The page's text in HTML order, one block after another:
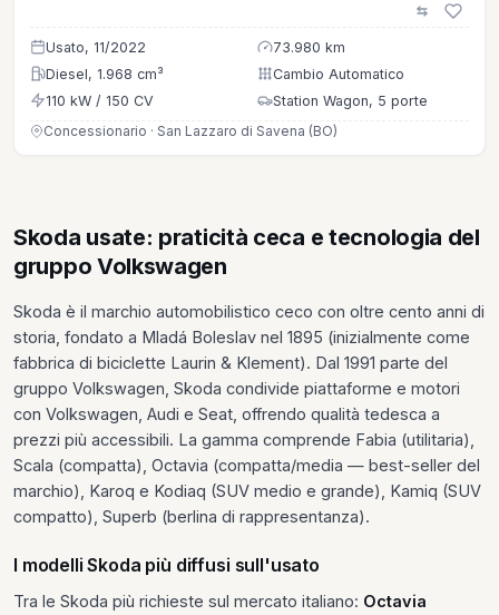
Usato, 11/2022
73.980 km
Diesel, 1.968 cm³
Cambio Automatico
110 kW / 150 CV
Station Wagon, 5 porte
Concessionario · San Lazzaro di Savena (BO)
Skoda usate: praticità ceca e tecnologia del
gruppo Volkswagen
Skoda è il marchio automobilistico ceco con oltre cento anni di
storia, fondato a Mladá Boleslav nel 1895 (inizialmente come
fabbrica di biciclette Laurin & Klement). Dal 1991 parte del
gruppo Volkswagen, Skoda condivide piattaforme e motori
con Volkswagen, Audi e Seat, offrendo qualità tedesca a
prezzi più accessibili. La gamma comprende Fabia (utilitaria),
Scala (compatta), Octavia (compatta/media — best-seller del
marchio), Karoq e Kodiaq (SUV medio e grande), Kamiq (SUV
compatto), Superb (berlina di rappresentanza).
I modelli Skoda più diffusi sull'usato
Tra le Skoda più richieste sul mercato italiano: Octavia